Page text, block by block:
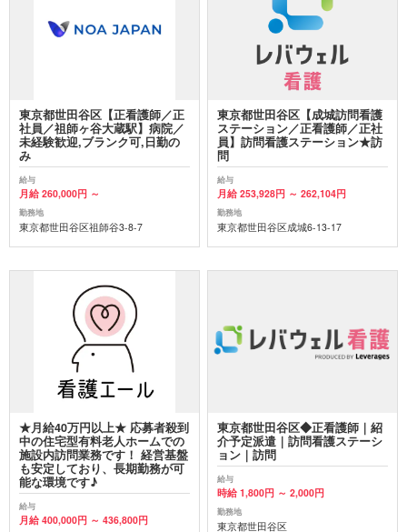
東京都世田谷区【正看護師／正
社員／祖師ヶ谷大蔵駅】病院／
未経験歓迎,ブランク可,日勤の
み
給与
月給 260,000円 ～
勤務地
東京都世田谷区祖師谷3-8-7
東京都世田谷区【成城訪問看護
ステーション／正看護師／正社
員】訪問看護ステーション★訪
問
給与
月給 253,928円 ～ 262,104円
勤務地
東京都世田谷区成城6-13-17
★月給40万円以上★ 応募者殺到
中の住宅型有料老人ホームでの
施設内訪問業務です！ 経営基盤
も安定しており、長期勤務が可
能な環境です♪
給与
月給 400,000円 ～ 436,800円
東京都世田谷区◆正看護師｜紹
介予定派遣｜訪問看護ステーシ
ョン｜訪問
給与
時給 1,800円 ～ 2,000円
勤務地
東京都世田谷区